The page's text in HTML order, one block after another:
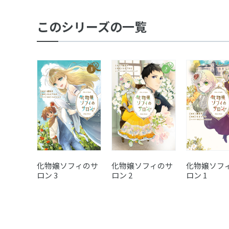
このシリーズの一覧
化物嬢ソフィのサ
ロン 3
化物嬢ソフィのサ
ロン 2
化物嬢ソフ
ロン 1